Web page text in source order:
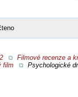
Filmové recenze a
film
Psychologické